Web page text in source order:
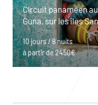
Circuit panaméen
Guna, sur les îles
10 jours / 8 nuits
à partir de 2450€